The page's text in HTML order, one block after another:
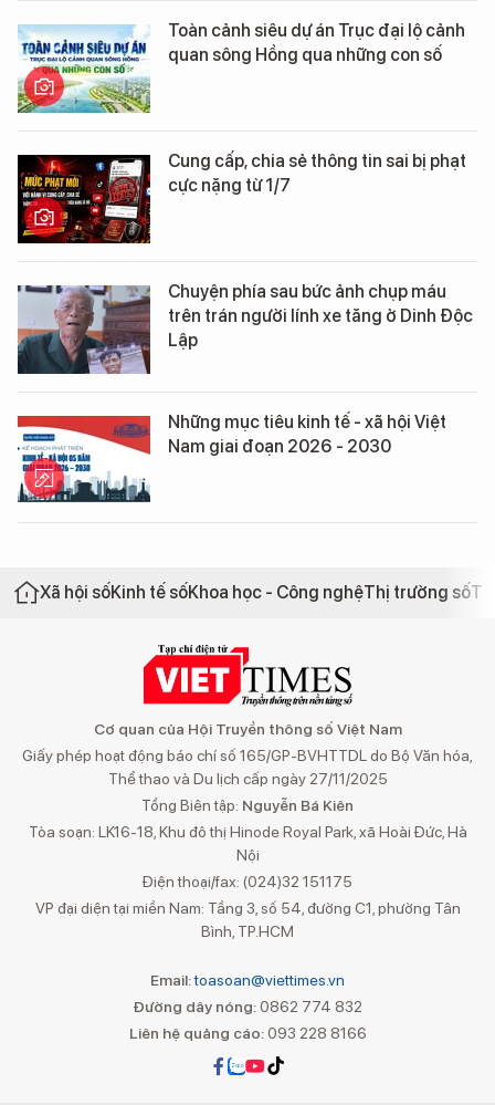
Toàn cảnh siêu dự án Trục đại lộ cảnh
quan sông Hồng qua những con số
Cung cấp, chia sẻ thông tin sai bị phạt
cực nặng từ 1/7
Chuyện phía sau bức ảnh chụp máu
trên trán người lính xe tăng ở Dinh Độc
Lập
Những mục tiêu kinh tế - xã hội Việt
Nam giai đoạn 2026 - 2030
Xã hội sốKinh tế sốKhoa học - Công nghệThị trường số
Cơ quan của Hội Truyền thông số Việt Nam
Giấy phép hoạt động báo chí số 165/GP-BVHTTDL do Bộ Văn hóa,
Thể thao và Du lịch cấp ngày 27/11/2025
Tổng Biên tập: Nguyễn Bá Kiên
Tòa soạn: LK16-18, Khu đô thị Hinode Royal Park, xã Hoài Đức, Hà
Nội
Điện thoại/fax: (024)32 151175
VP đại diện tại miền Nam: Tầng 3, số 54, đường C1, phường Tân
Bình, TP.HCM
Email:toasoan@viettimes.vn
Đường dây nóng: 0862 774 832
Liên hệ quảng cáo:093 228 8166